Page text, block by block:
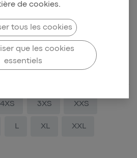
F - Blanc
4XS 3XS XXS
L XL XXL
de cookies
tous les cookies
que les cookies
essentiels